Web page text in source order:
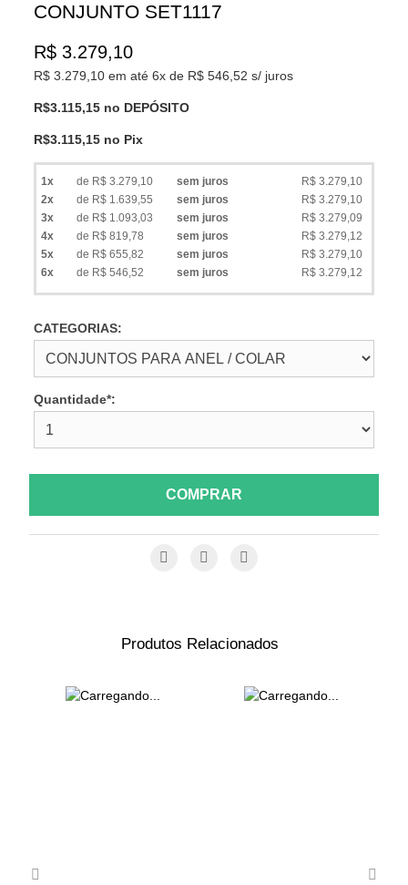
CONJUNTO SET1117
R$ 3.279,10
R$ 3.279,10 em até6x de R$ 546,52 s/ juros
R$3.115,15 no DEPÓSITO
R$3.115,15 no Pix
1x de R$ 3.279,10 sem juros
R$ 3.279,10
2x
de R$ 1.639,55 sem juros
R$ 3.279,10
3x
de R$ 1.093,03 sem juros
R$ 3.279,09
4x
de R$ 819,78 sem juros
R$ 3.279,12
5x
de R$ 655,82 sem juros
R$ 3.279,10
6x
de R$ 546,52 sem juros R$ 3.279,12
CATEGORIAS:
Quantidade*:
COMPRAR
Produtos Relacionados
Previous